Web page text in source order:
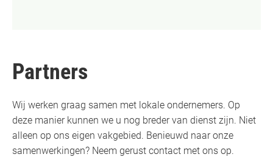
Partners
Wij werken graag samen met lokale ondernemers. Op
deze manier kunnen we u nog breder van dienst zijn. Niet
alleen op ons eigen vakgebied. Benieuwd naar onze
samenwerkingen? Neem gerust contact met ons op.